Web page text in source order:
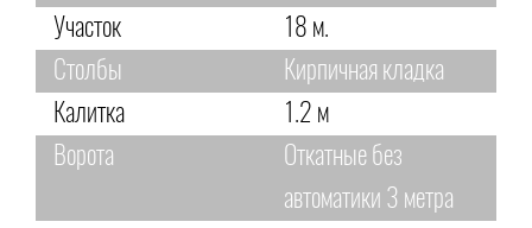
Участок
18 м.
Столбы
Кирпичная кладка
Калитка
1.2 м
Ворота
Откатные без
автоматики 3 метра